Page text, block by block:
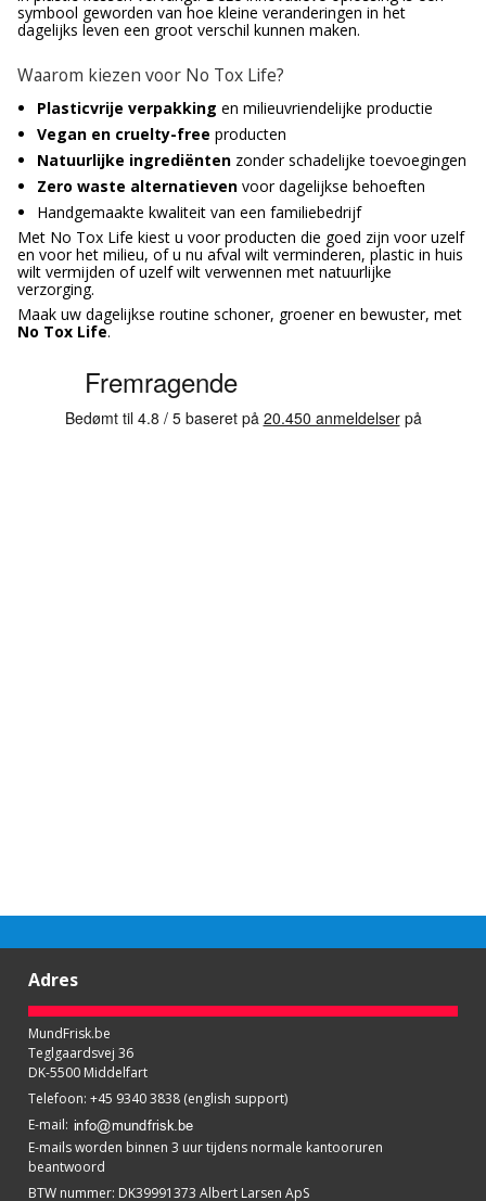
symbool geworden van hoe kleine veranderingen in het
dagelijks leven een groot verschil kunnen maken.
Waarom kiezen voor No Tox Life?
Plasticvrije verpakking en milieuvriendelijke productie
Vegan en cruelty-free producten
Natuurlijke ingrediëntenzonder schadelijke toevoegingen
Zero waste alternatievenvoor dagelijkse behoeften
Handgemaakte kwaliteit van een familiebedrijf
Met No Tox Life kiest u voor producten die goed zijn voor uzelf
en voor het milieu, of u nu afval wilt verminderen, plastic in huis
wilt vermijden of uzelf wilt verwennen met natuurlijke
verzorging.
Maak uw dagelijkse routine schoner, groener en bewuster, met
No Tox Life.
Adres
MundFrisk.be
Teglgaardsvej 36
DK-5500 Middelfart
Telefoon: +45 9340 3838 (english support)
E-mail:
E-mails worden binnen 3 uur tijdens normale kantooruren
beantwoord
BTW nummer: DK39991373 Albert Larsen ApS